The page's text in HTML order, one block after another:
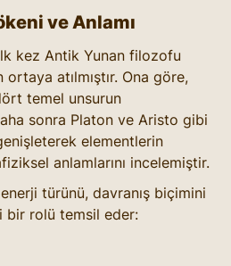
ve Anlamı
kez Antik Yunan filozofu
atılmıştır. Ona göre,
temel unsurun
sonra Platon ve Aristo gibi
elementlerin
anlamlarını incelemiştir.
türünü, davranış biçimini
bir rolü temsil eder: